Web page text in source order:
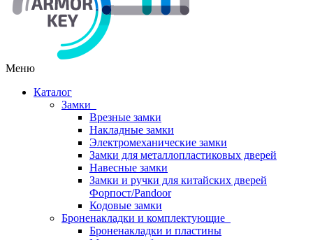
Меню
Каталог
Замки
Врезные замки
Накладные замки
Электромеханические замки
Замки для металлопластиковых дверей
Навесные замки
Замки и ручки для китайских дверей
Форпост/Раndoor
Кодовые замки
Броненакладки и комплектующие
Броненакладки и пластины